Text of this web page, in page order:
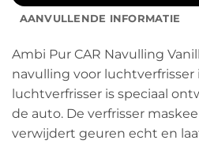
AANVULLENDE INFORMATIE
Ambi Pur CAR Navulling
navulling voor luchtverfrisser
luchtverfrisser is speciaal
de auto. De verfrisser
verwijdert geuren echt en